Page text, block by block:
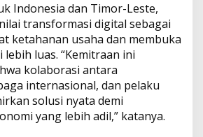
Indonesia dan Timor-Leste,
transformasi digital sebagai
ketahanan usaha dan membuka
luas. “Kemitraan ini
kolaborasi antara
internasional, dan pelaku
solusi nyata demi
yang lebih adil,” katanya.